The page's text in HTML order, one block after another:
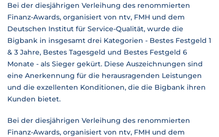
Bei der diesjährigen Verleihung des renommierten
Finanz-Awards, organisiert von ntv, FMH und dem
Deutschen Institut für Service-Qualität, wurde die
Bigbank in insgesamt drei Kategorien - Bestes Festgeld 1
& 3 Jahre, Bestes Tagesgeld und Bestes Festgeld 6
Monate - als Sieger gekürt. Diese Auszeichnungen sind
eine Anerkennung für die herausragenden Leistungen
und die exzellenten Konditionen, die die Bigbank ihren
Kunden bietet.
Bei der diesjährigen Verleihung des renommierten
Finanz-Awards, organisiert von ntv, FMH und dem